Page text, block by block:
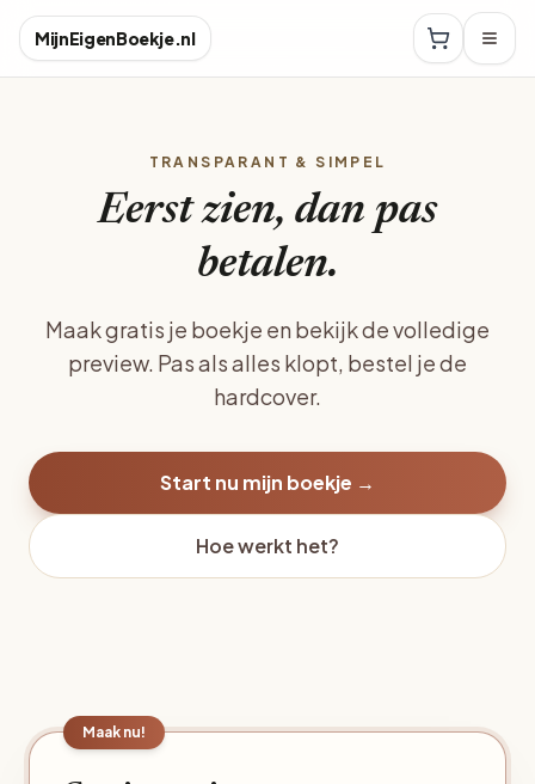
MijnEigenBoekje.nl
TRANSPARANT & SIMPEL
Eerst zien, dan pas
betalen.
Maak gratis je boekje en bekijk de volledige
preview. Pas als alles klopt, bestel je de
hardcover.
Start nu mijn boekje →
Hoe werkt het?
Maak nu!